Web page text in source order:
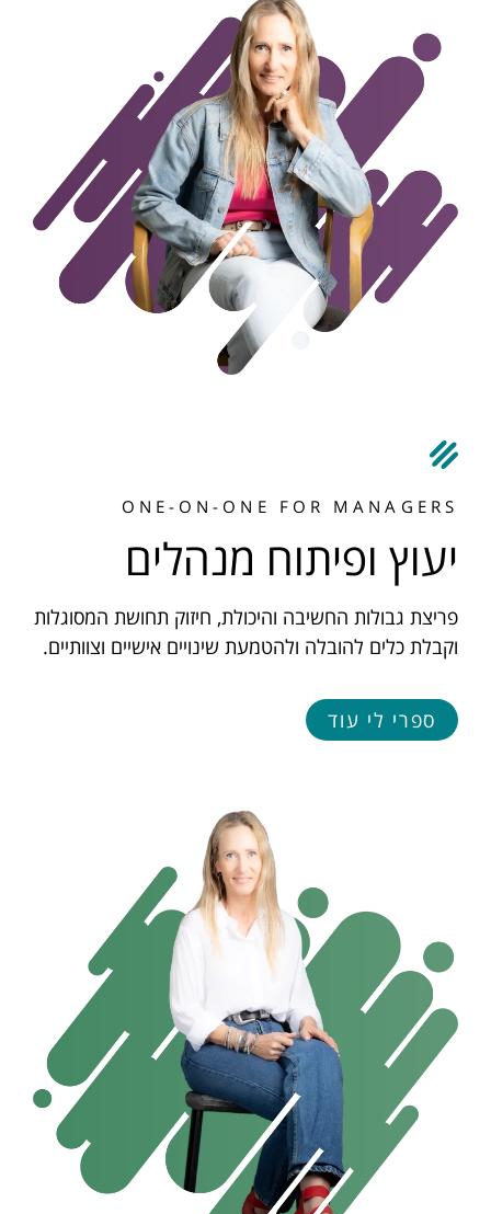
ONE-ON-ONE FOR MANAGERS
יעוץ ופיתוח מנהלים
פריצת גבולות החשיבה והיכולת, חיזוק תחושת המסוגלות
וקבלת כלים להובלה ולהטמעת שינויים אישיים וצוותיים.
ספרי לי עוד